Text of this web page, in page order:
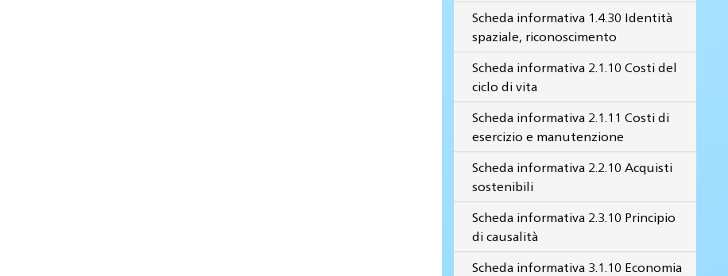
Scheda informativa 1.4.30 Identità
spaziale, riconoscimento
Scheda informativa 2.1.10 Costi del
ciclo di vita
Scheda informativa 2.1.11 Costi di
esercizio e manutenzione
Scheda informativa 2.2.10 Acquisti
sostenibili
Scheda informativa 2.3.10 Principio
di causalità
Scheda informativa 3.1.10 Economia